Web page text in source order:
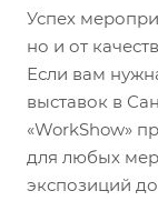
Успех
но и от
Если вам
выставок в
«WorkShow»
для любых
экспозиций